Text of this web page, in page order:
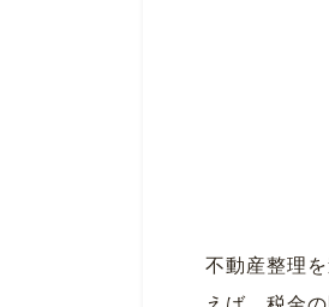
不動産整理